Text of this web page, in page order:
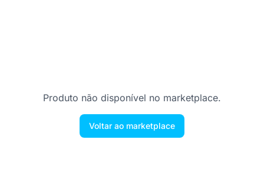
Produto não disponível no marketplace.
Voltar ao marketplace